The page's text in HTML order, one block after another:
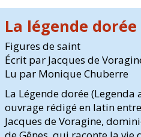
La légende dorée
Figures de saint
Écrit par Jacques de
Lu par Monique Chuberre
La Légende dorée
ouvrage rédigé en latin
Jacques de Voragine,